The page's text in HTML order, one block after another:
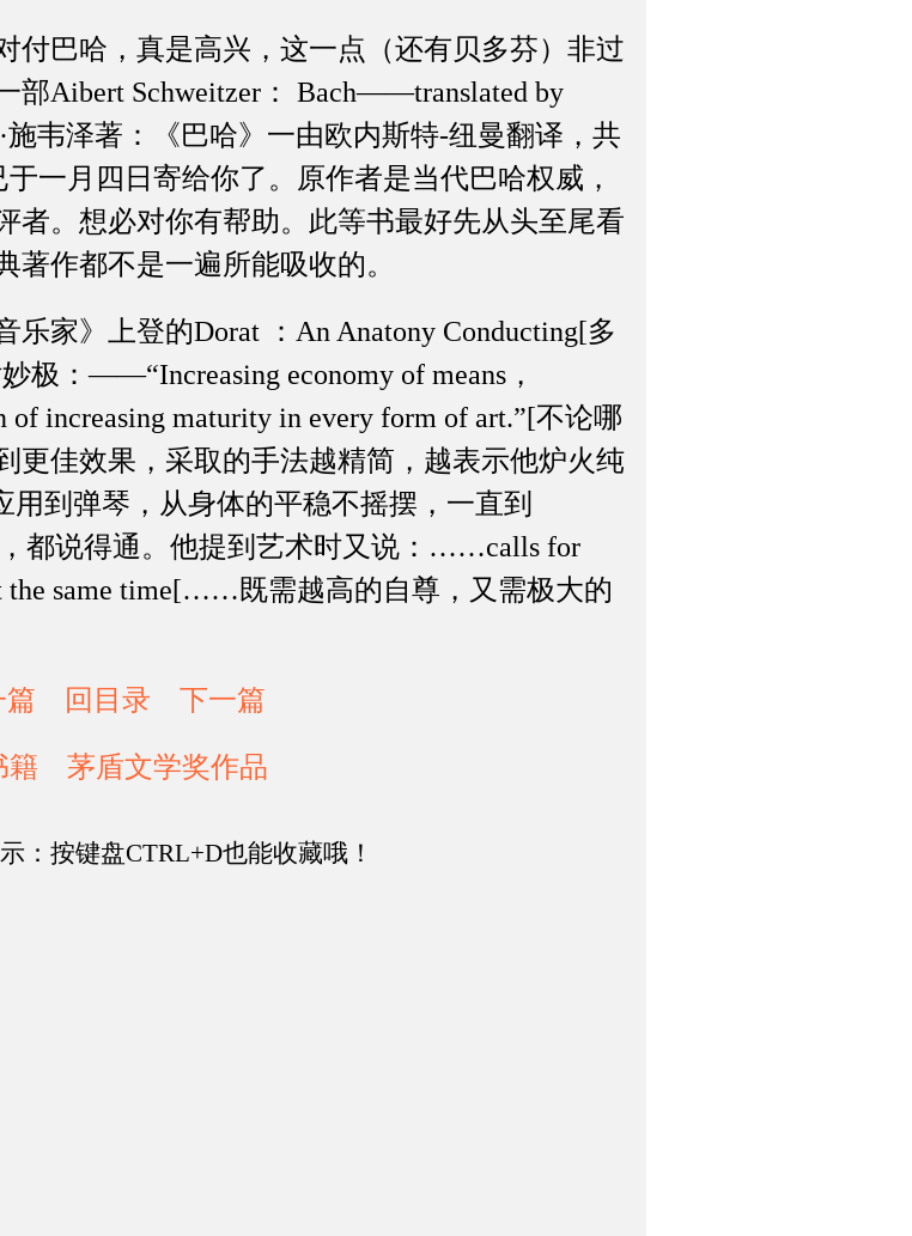
哈，真是高兴，这一点（还有贝多芬）非过
部Aibert Schweitzer： Bach——translated by
韦泽著：《巴哈》一由欧内斯特-纽曼翻译，共
一月四日寄给你了。原作者是当代巴哈权威，
者。想必对你有帮助。此等书最好先从头至尾看
作都不是一遍所能吸收的。
》上登的Dorat ：An Anatony Conducting[多
极：——“Increasing economy of means，
of increasing maturity in every form of art.”[不论哪
更佳效果，采取的手法越精简，越表示他炉火纯
到弹琴，从身体的平稳不摇摆，一直到
都说得通。他提到艺术时又说：……calls for
the same time[……既需越高的自尊，又需极大的
篇 回目录 下一篇
籍 茅盾文学奖作品
：按键盘CTRL+D也能收藏哦！